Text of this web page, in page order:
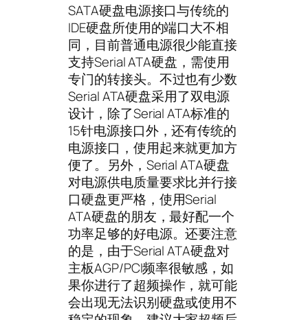
SATA硬盘电源接口与传统的
IDE硬盘所使用的端口大不相
同，目前普通电源很少能直接
支持Serial ATA硬盘，需使用
专门的转接头。不过也有少数
Serial ATA硬盘采用了双电源
设计，除了Serial ATA标准的
15针电源接口外，还有传统的
电源接口，使用起来就更加方
便了。另外，Serial ATA硬盘
对电源供电质量要求比并行接
口硬盘更严格，使用Serial
ATA硬盘的朋友，最好配一个
功率足够的好电源。还要注意
的是，由于Serial ATA硬盘对
主板AGP/PCI频率很敏感，如
果你进行了超频操作，就可能
会出现无法识别硬盘或使用不